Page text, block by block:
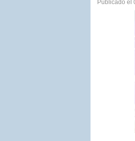
Publicado el